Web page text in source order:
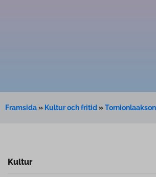
Framsida» Kultur och fritid»
Kultur